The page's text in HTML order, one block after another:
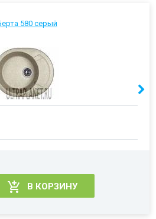
580 серый
В КОРЗИНУ